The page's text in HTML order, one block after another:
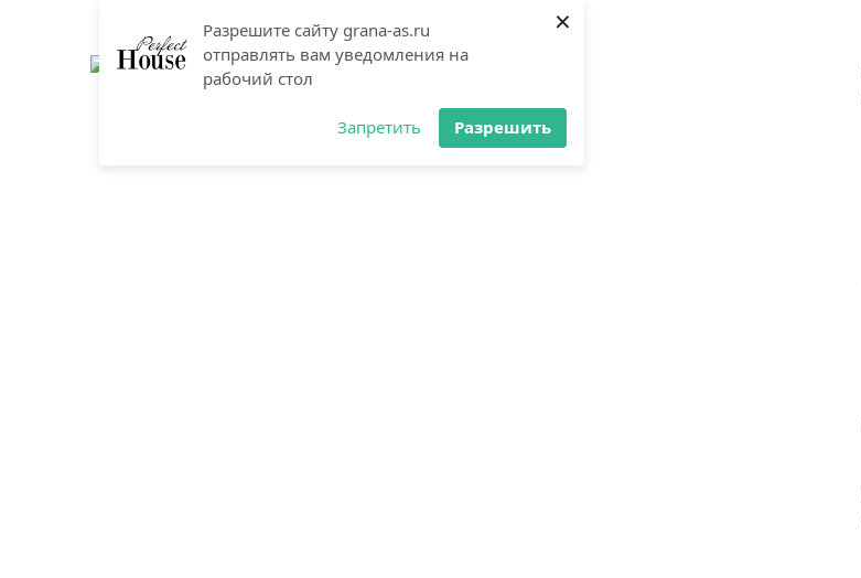
Разрешите сайту grana-as.ru
отправлять вам уведомления на
рабочий стол
Запретить Разрешить
×